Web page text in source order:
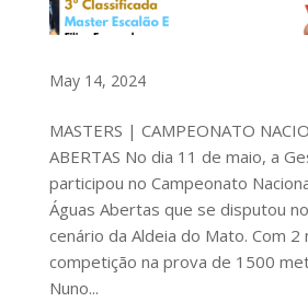
May 14, 2024
MASTERS | CAMPEONATO
ABERTAS No dia 11 de maio, a
participou no Campeonato
Águas Abertas que se disputou
cenário da Aldeia do Mato. Com 2
competição na prova de 1500
Nuno...